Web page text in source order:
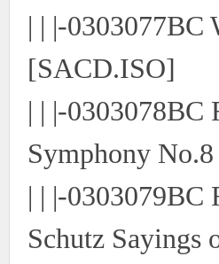
| | |-0303077BC
[SACD.ISO]
| | |-
Symphony
| | |-0303079BC
Schutz Sayings